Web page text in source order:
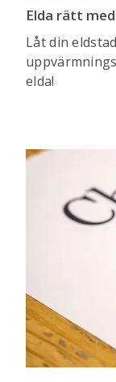
Elda rätt
Låt din
elda!